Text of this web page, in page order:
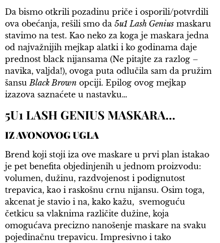
Da bismo otkrili pozadinu priče i osporili/potvrdili
ova obećanja, rešili smo da 5u1 Lash Genius maskaru
stavimo na test. Kao neko za koga je maskara jedna
od najvažnijih mejkap alatki i ko godinama daje
prednost black nijansama (Ne pitajte za razlog –
navika, valjda!), ovoga puta odlučila sam da pružim
šansuBlack Brown opciji. Epilog ovog mejkap
izazova saznaćete u nastavku…
5U1 LASH GENIUS MASKARA…
IZ AVONOVOG UGLA
Brend koji stoji iza ove maskare u prvi plan istakao
je pet benefita objedinjenih u jednom proizvodu:
volumen, dužinu, razdvojenost i podignutost
trepavica, kao i raskošnu crnu nijansu. Osim toga,
akcenat je stavio i na, kako kažu, svemoguću
četkicu sa vlaknima različite dužine, koja
omogućava precizno nanošenje maskare na svaku
pojedinačnu trepavicu. Impresivno i tako